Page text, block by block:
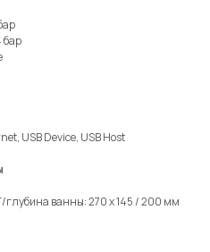
бар
USB Device, USB Host
ванны: 270 x 145 / 200 мм